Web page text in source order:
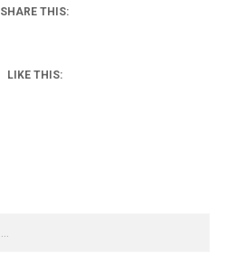
SHARE THIS:
LIKE THIS: